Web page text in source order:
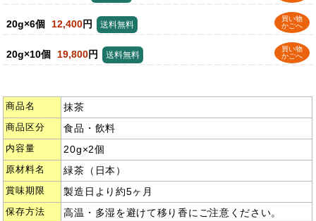
20g×6個 12,400円
買い物
かごへ
送料無料
20g×10個 19,800円
買い物
かごへ
送料無料
商品名 抹茶
商品区分 食品・飲料
内容量 20g×2個
原材料名 緑茶（日本）
賞味期限 製造日より約5ヶ月
保存方法 高温・多湿を避けて移り香にご注意ください。